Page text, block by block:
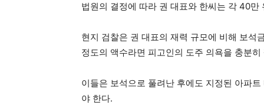
법원의 결정에 따라 권 대표와 한씨는 각 40
현지 검찰은 권 대표의 재력 규모에 비해 보석
정도의 액수라면 피고인의 도주 의욕을 충분
이들은 보석으로 풀려난 후에도 지정된 아파
야 한다.